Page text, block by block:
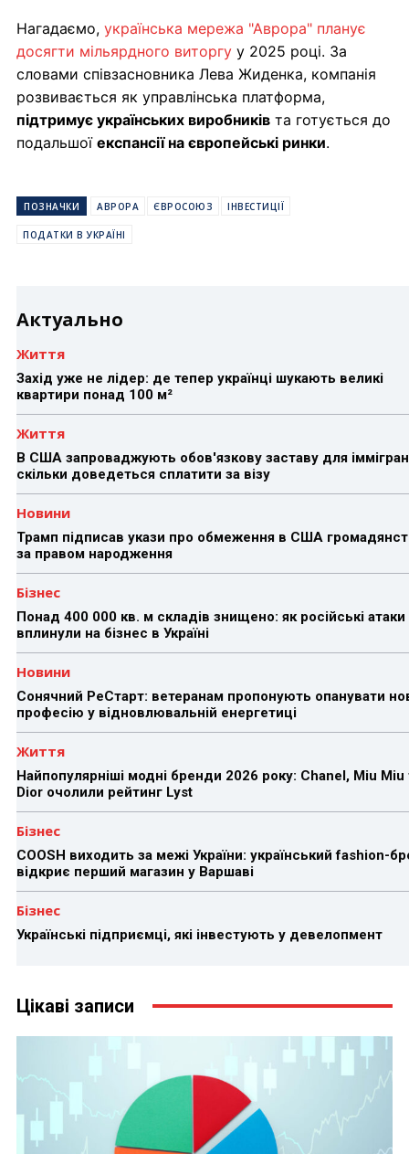
Нагадаємо, українська мережа "Аврора" планує
досягти мільярдного виторгу у 2025 році. За
словами співзасновника Лева Жиденка, компанія
розвивається як управлінська платформа,
підтримує українських виробників та готується до
подальшої експансії на європейські ринки.
ПОЗНАЧКИ АВРОРА ЄВРОСОЮЗ ІНВЕСТИЦІЇ
ПОДАТКИ В УКРАЇНІ
Актуально
Життя
Захід уже не лідер: де тепер українці шукають великі
квартири понад 100 м²
Життя
В США запроваджують обов'язкову заставу для
скільки доведеться сплатити за візу
Новини
Трамп підписав укази про обмеження в США
за правом народження
Бізнес
Понад 400 000 кв. м складів знищено: як російські атаки
вплинули на бізнес в Україні
Новини
Сонячний РеСтарт: ветеранам пропонують опанувати
професію у відновлювальній енергетиці
Життя
Найпопулярніші модні бренди 2026 року: Chanel, Miu Miu
Dior очолили рейтинг Lyst
Бізнес
COOSH виходить за межі України: український fashion-
відкриє перший магазин у Варшаві
Бізнес
Українські підприємці, які інвестують у девелопмент
Цікаві записи